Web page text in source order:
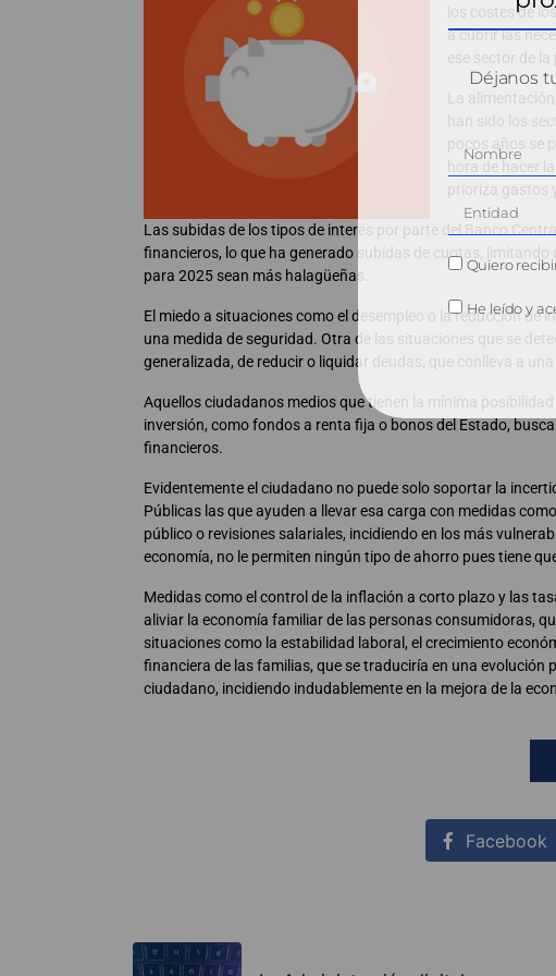
los costes de
a cubrir las
ese sector de la
La
han sido los
pocos años se
hora de hacer
prioriza gastos
Las subidas de los tipos de interés por parte del Banco
financieros, lo que ha generado subidas de cuotas,
para 2025 sean más halagüeñas.
El miedo a situaciones como el desempleo o la reducción
una medida de seguridad. Otra de las situaciones que se
generalizada, de reducir o liquidar deudas, que conlleva a
Aquellos ciudadanos medios que tienen la mínima
inversión, como fondos a renta fija o bonos del Estado,
financieros.
Evidentemente el ciudadano no puede solo soportar la
Públicas las que ayuden a llevar esa carga con medidas
público o revisiones salariales, incidiendo en los más
economía, no le permiten ningún tipo de ahorro pues tiene
Medidas como el control de la inflación a corto plazo y las
aliviar la economía familiar de las personas consumidoras,
situaciones como la estabilidad laboral, el crecimiento
financiera de las familias, que se traduciría en una
ciudadano, incidiendo indudablemente en la mejora de la
Facebook
Déjanos
Quiero
He leído y